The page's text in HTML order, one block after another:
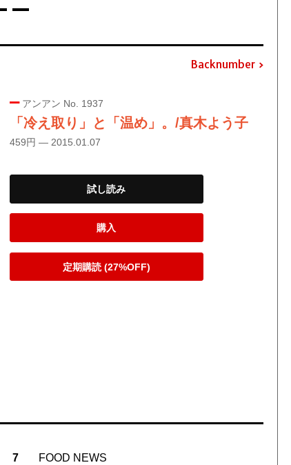
Backnumber
アンアン No. 1937
「冷え取り」と「温め」。/真木よう子
459円 — 2015.01.07
試し読み
購入
定期購読 (27%OFF)
7 FOOD NEWS